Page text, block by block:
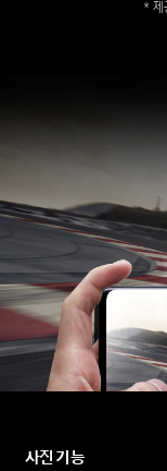
* 제
사진기능